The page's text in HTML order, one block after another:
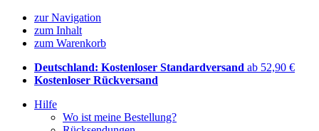
zur Navigation
zum Inhalt
zum Warenkorb
Deutschland: Kostenloser Standardversand ab 52,90 €
Kostenloser Rückversand
Hilfe
Wo ist meine Bestellung?